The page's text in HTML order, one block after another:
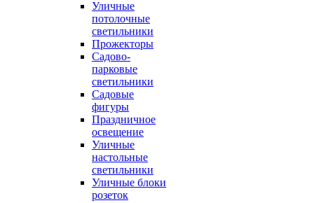
Уличные
потолочные
светильники
Прожекторы
Садово-
парковые
светильники
Садовые
фигуры
Праздничное
освещение
Уличные
настольные
светильники
Уличные блоки
розеток